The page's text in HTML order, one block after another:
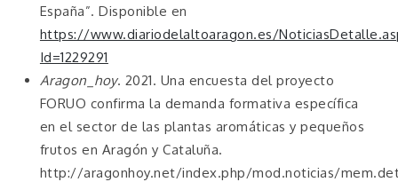
España”. Disponible en
https://www.diariodelaltoaragon.es/
Id=1229291
Aragon_hoy. 2021. Una encuesta del proyecto
FORUO confirma la demanda formativa específica
en el sector de las plantas aromáticas y pequeños
frutos en Aragón y Cataluña.
http://aragonhoy.net/index.php/mod.noticias/